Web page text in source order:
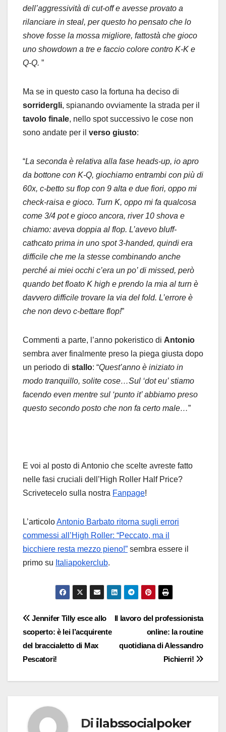
dell’aggressività di cut-off e avesse provato a
rilanciare in steal, per questo ho pensato che lo
shove fosse la mossa migliore, fattostà che gioco
uno showdown a tre e faccio colore contro K-K e
Q-Q. ”
Ma se in questo caso la fortuna ha deciso di
sorridergli, spianando ovviamente la strada per il
tavolo finale, nello spot successivo le cose non
sono andate per il verso giusto:
“La seconda è relativa alla fase heads-up, io apro
da bottone con K-Q, giochiamo entrambi con più di
60x, c-betto su flop con 9 alta e due fiori, oppo mi
check-raisa e gioco. Turn K, oppo mi fa qualcosa
come 3/4 pot e gioco ancora, river 10 shova e
chiamo: aveva doppia al flop. L’avevo bluff-
cathcato prima in uno spot 3-handed, quindi era
difficile che me la stesse combinando anche
perché ai miei occhi c’era un po’ di missed, però
quando bet floato K high e prendo la mia al turn è
davvero difficile trovare la via del fold. L’errore è
che non devo c-bettare flop!”
Commenti a parte, l’anno pokeristico di Antonio
sembra aver finalmente preso la piega giusta dopo
un periodo di stallo: “Quest’anno è iniziato in
modo tranquillo, solite cose…Sul ‘dot eu’ stiamo
facendo even mentre sul ‘punto it’ abbiamo preso
questo secondo posto che non fa certo male…”
E voi al posto di Antonio che scelte avreste fatto
nelle fasi cruciali dell’High Roller Half Price?
Scrivetecelo sulla nostra Fanpage!
L’articoloAntonio Barbato ritorna sugli errori
commessi all’High Roller: “Peccato, ma il
bicchiere resta mezzo pieno!” sembra essere il
primo su Italiapokerclub.
Navigazione
articoli
Il lavoro del professionista
online: la routine
quotidiana di Alessandro
Pichierri!
Jennifer Tilly esce allo
scoperto: è lei l’acquirente
del braccialetto di Max
Pescatori!
Di ilabssocialpoker